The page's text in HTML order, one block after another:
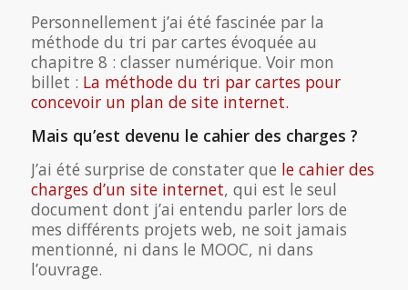
Personnellement j’ai été fascinée par la
méthode du tri par cartes évoquée au
chapitre 8 : classer numérique. Voir mon
billet : La méthode du tri par cartes pour
concevoir un plan de site internet.
Mais qu’est devenu le cahier des charges ?
J’ai été surprise de constater que le cahier des
charges d’un site internet, qui est le seul
document dont j’ai entendu parler lors de
mes différents projets web, ne soit jamais
mentionné, ni dans le MOOC, ni dans
l’ouvrage.